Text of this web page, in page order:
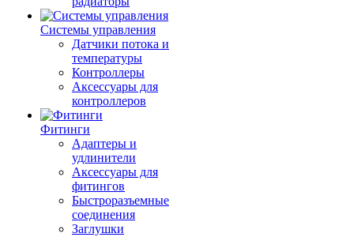
Системы управления
Датчики потока и
температуры
Контроллеры
Аксессуары для
контроллеров
Фитинги
Адаптеры и
удлинители
Аксессуары для
фитингов
Быстроразъемные
соединения
Заглушки